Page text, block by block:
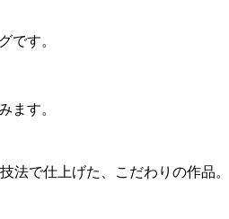
です。
ます。
法で仕上げた、こだわりの作品。